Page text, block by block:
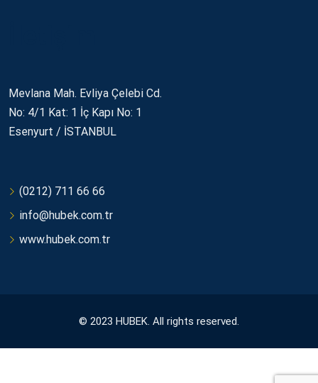
Mevlana Mah. Evliya Çelebi Cd.
No: 4/1 Kat: 1 İç Kapı No: 1
Esenyurt / İSTANBUL
(0212) 711 66 66
info@hubek.com.tr
www.hubek.com.tr
© 2023 HUBEK. All rights reserved.